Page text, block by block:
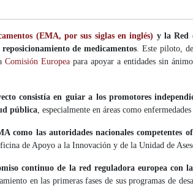
(EMA, por sus siglas en inglés) y la Red
de medicamentos. Este piloto,
Comisión Europeapara apoyar a entidades sin
consistía en guiar a los promotores
pública, especialmente en áreas como
como las autoridades nacionales competentes
de Apoyo a la Innovación y de la Unidad de
continuo de la red reguladora europea con
en las primeras fases de sus programas de